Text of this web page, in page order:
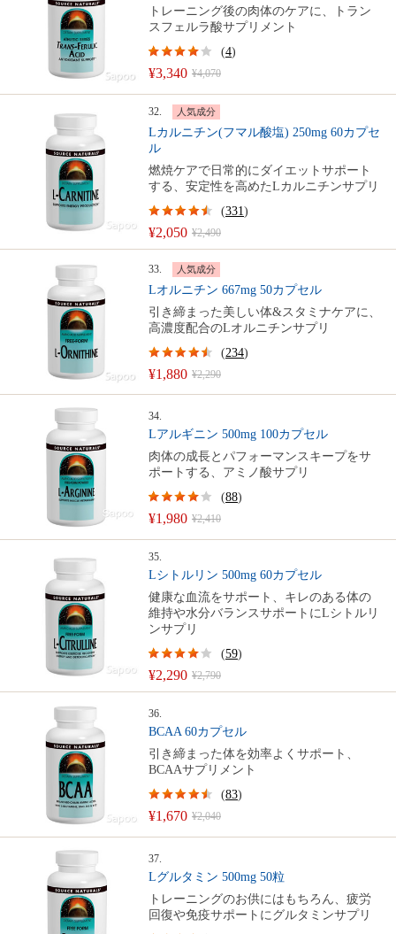
トレーニング後の肉体のケアに、トラン
スフェルラ酸サプリメント
¥3,340 ¥4,070
(4)
32. 人気成分
Lカルニチン(フマル酸塩) 250mg 60カプセ
ル
燃焼ケアで日常的にダイエットサポート
する、安定性を高めたLカルニチンサプリ
¥2,050 ¥2,490
(331)
33. 人気成分
Lオルニチン 667mg 50カプセル
引き締まった美しい体&スタミナケアに、
高濃度配合のLオルニチンサプリ
¥1,880 ¥2,290
(234)
34.
Lアルギニン 500mg 100カプセル
肉体の成長とパフォーマンスキープをサ
ポートする、アミノ酸サプリ
¥1,980 ¥2,410
(88)
35.
Lシトルリン 500mg 60カプセル
健康な血流をサポート、キレのある体の
維持や水分バランスサポートにLシトルリ
ンサプリ
¥2,290 ¥2,790
(59)
36.
BCAA 60カプセル
引き締まった体を効率よくサポート、
BCAAサプリメント
¥1,670 ¥2,040
(83)
37.
Lグルタミン 500mg 50粒
トレーニングのお供にはもちろん、疲労
回復や免疫サポートにグルタミンサプリ